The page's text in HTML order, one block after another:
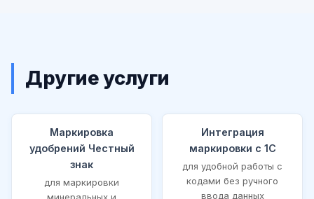
Другие услуги
Маркировка
удобрений Честный
знак
для маркировки
Интеграция
маркировки с 1С
для удобной работы с
кодами без ручного
ввода данных